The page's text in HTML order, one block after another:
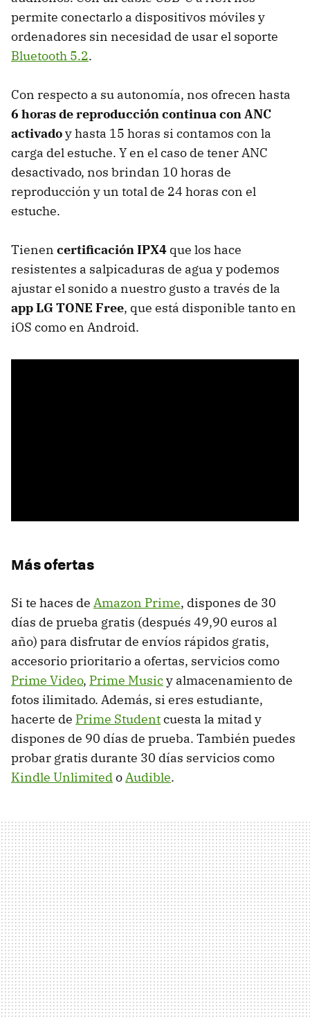
permite conectarlo a dispositivos móviles y
ordenadores sin necesidad de usar el soporte
Bluetooth 5.2.
Con respecto a su autonomía, nos ofrecen hasta
6 horas de reproducción continua con ANC
activadoy hasta 15 horas si contamos con la
carga del estuche. Y en el caso de tener ANC
desactivado, nos brindan 10 horas de
reproducción y un total de 24 horas con el
estuche.
Tienen certificación IPX4 que los hace
resistentes a salpicaduras de agua y podemos
ajustar el sonido a nuestro gusto a través de la
app LG TONE Free, que está disponible tanto en
iOS como en Android.
Más ofertas
Si te haces de Amazon Prime, dispones de 30
días de prueba gratis (después 49,90 euros al
año) para disfrutar de envíos rápidos gratis,
accesorio prioritario a ofertas, servicios como
Prime Video, Prime Musicy almacenamiento de
fotos ilimitado. Además, si eres estudiante,
hacerte de Prime Studentcuesta la mitad y
dispones de 90 días de prueba. También puedes
probar gratis durante 30 días servicios como
Kindle UnlimitedoAudible.